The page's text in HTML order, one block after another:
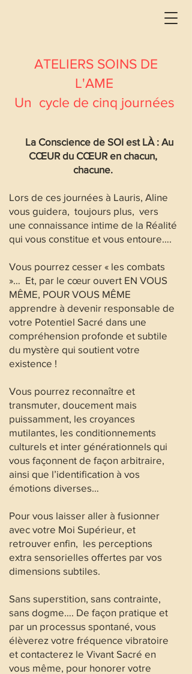
ATELIERS SOINS DE
L'AME
Un cycle de cinq journées
La Conscience de SOI est LÀ : Au
CŒUR du CŒUR en chacun,
chacune.
Lors de ces journées à Lauris, Aline
vous guidera, toujours plus, vers
une connaissance intime de la Réalité
qui vous constitue et vous entoure….
Vous pourrez cesser « les combats
»… Et, par le cœur ouvert EN VOUS
MÊME, POUR VOUS MÊME
apprendre à devenir responsable de
votre Potentiel Sacré dans une
compréhension profonde et subtile
du mystère qui soutient votre
existence !
Vous pourrez reconnaître et
transmuter, doucement mais
puissamment, les croyances
mutilantes, les conditionnements
culturels et inter générationnels qui
vous façonnent de façon arbitraire,
ainsi que l’identification à vos
émotions diverses…
Pour vous laisser aller à fusionner
avec votre Moi Supérieur, et
retrouver enfin, les perceptions
extra sensorielles offertes par vos
dimensions subtiles.
Sans superstition, sans contrainte,
sans dogme…. De façon pratique et
par un processus spontané, vous
élèverez votre fréquence vibratoire
et contacterez le Vivant Sacré en
vous même, pour honorer votre